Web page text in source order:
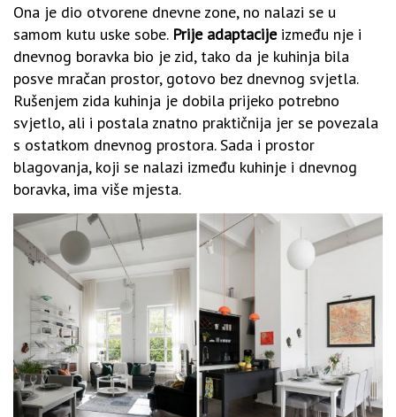
Ona je dio otvorene dnevne zone, no nalazi se u
samom kutu uske sobe. Prije adaptacijeizmeđu nje i
dnevnog boravka bio je zid, tako da je kuhinja bila
posve mračan prostor, gotovo bez dnevnog svjetla.
Rušenjem zida kuhinja je dobila prijeko potrebno
svjetlo, ali i postala znatno praktičnija jer se povezala
s ostatkom dnevnog prostora. Sada i prostor
blagovanja, koji se nalazi između kuhinje i dnevnog
boravka, ima više mjesta.